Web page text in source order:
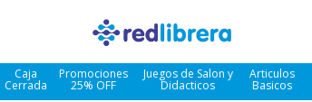
Caja
Cerrada
Promociones
25% OFF
Juegos de Salon y
Didacticos
Articulos
Basicos